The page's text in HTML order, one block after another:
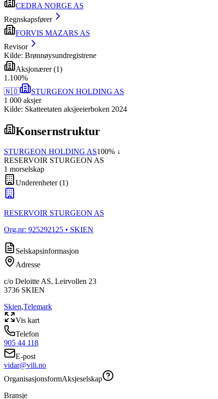
CEDRA NORGE AS
Regnskapsfører
FORVIS MAZARS AS
Revisor
Kilde: Brønnøysundregistrene
Aksjonærer(1)
1 .100%
🇳🇴
STURGEON HOLDING AS
1 000 aksjer
Kilde: Skatteetaten aksjeeierboken 2024
Konsernstruktur
STURGEON HOLDING AS100% ↓
RESERVOIR STURGEON AS
1 morselskap
Underenheter(1)
RESERVOIR STURGEON AS
Org.nr: 925292125 • SKIEN
Selskapsinformasjon
Adresse
c/o Deloitte AS, Leirvollen 23
3736 SKIEN
Skien,Telemark
Vis kart
Telefon
905 44 118
E-post
vidar@vili.no
OrganisasjonsformAksjeselskap
Bransje